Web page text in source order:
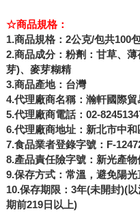
☆商品規格：
1.商品規格：2公克/包共100
2.商品成分：粉劑：甘草、
芽)、麥芽糊精
3.商品產地：台灣
4.代理廠商名稱：瀚軒國際貿
5.代理廠商電話：02-
6.代理廠商地址：新北市中
7.食品業者登錄字號：F-
8.產品責任險字號：新光產
9.保存方式：常溫，避免陽光
10.保存期限：3年(未開封)(
期前219日以上)